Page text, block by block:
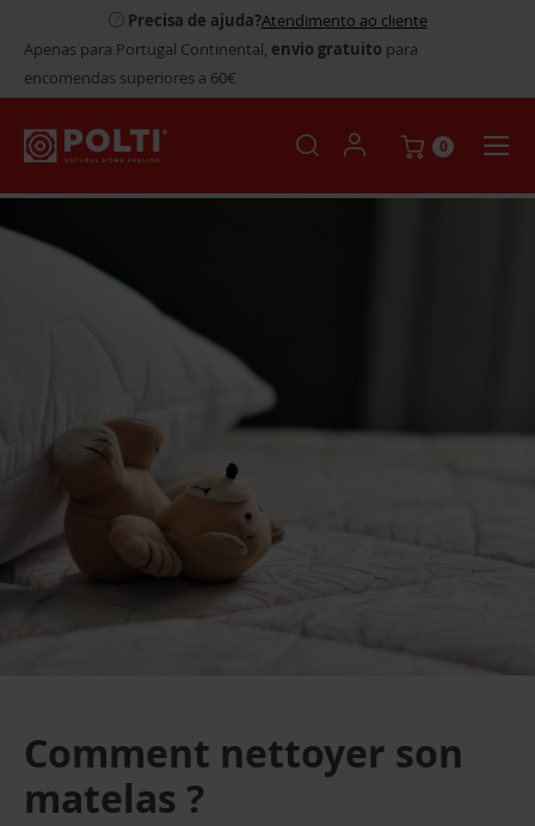
Precisa de ajuda?Atendimento ao cliente
Apenas para Portugal Continental, envio gratuito para
encomendas superiores a 60€
0
Comment nettoyer son
matelas ?